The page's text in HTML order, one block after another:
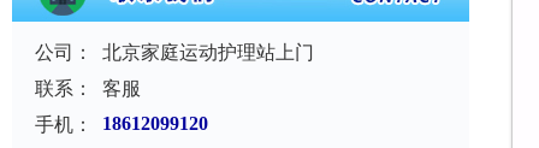
公司：
北京家庭运动护理站上门
联系：
客服
手机：
18612099120